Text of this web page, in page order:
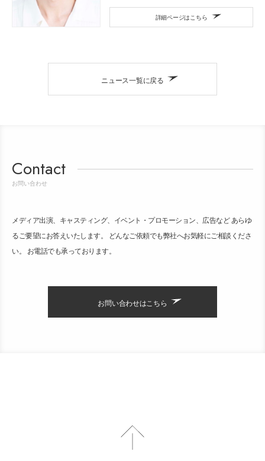
詳細ページはこちら
ニュース一覧に戻る
Contact
お問い合わせ
メディア出演、キャスティング、イベント・プロモーション、広告など あらゆ
るご要望にお答えいたします。 どんなご依頼でも弊社へお気軽にご相談くださ
い。 お電話でも承っております。
お問い合わせはこちら